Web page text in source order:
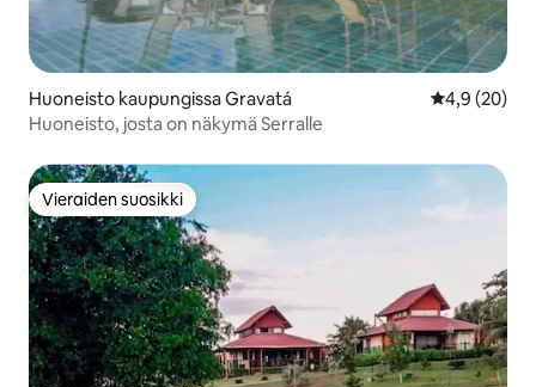
Huoneisto kaupungissa Gravatá
4,9 (20)
Huoneisto, josta on näkymä Serralle
Vieraiden suosikki
Vieraiden suosikki